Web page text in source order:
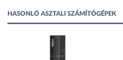
HASONLÓ ASZTALI SZÁMÍTÓGÉPEK